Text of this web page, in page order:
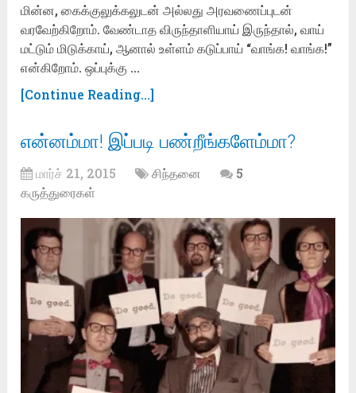
மின்ன, கைக்குலுக்கலுடன் அல்லது அரவணைப்புடன்
வரவேற்கிறோம். வேண்டாத விருந்தாளியாய் இருந்தால், வாய்
மட்டும் மிடுக்காய், ஆனால் உள்ளம் கடுப்பாய் “வாங்க! வாங்க!”
என்கிறோம். ஒப்புக்கு …
[Continue Reading...]
என்னம்மா! இப்படி பண்றீங்களேம்மா?
மார்ச் 21, 2015 சிந்தனை
5
கருத்துரைகள்